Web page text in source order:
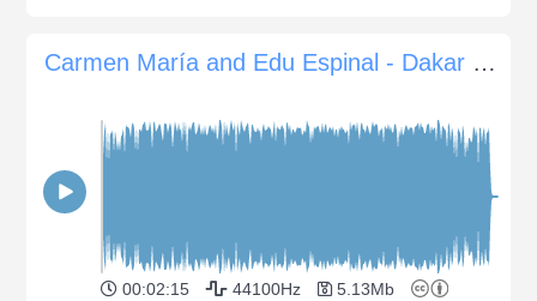
Carmen María and Edu Espinal - Dakar Flow
00:02:15 44100Hz 5.13Mb